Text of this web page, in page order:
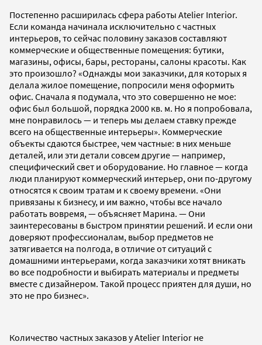
Постепенно расширилась сфера работы Atelier Interior.
Если команда начинала исключительно с частных
интерьеров, то сейчас половину заказов составляют
коммерческие и общественные помещения: бутики,
магазины, офисы, бары, рестораны, салоны красоты. Как
это произошло? «Однажды мои заказчики, для которых я
делала жилое помещение, попросили меня оформить
офис. Сначала я подумала, что это совершенно не мое:
офис был большой, порядка 2000 кв. м. Но я попробовала,
мне понравилось — и теперь мы делаем ставку прежде
всего на общественные интерьеры». Коммерческие
объекты сдаются быстрее, чем частные: в них меньше
деталей, или эти детали совсем другие — например,
специфический свет и оборудование. Но главное — когда
люди планируют коммерческий интерьер, они по-другому
относятся к своим тратам и к своему времени. «Они
привязаны к бизнесу, и им важно, чтобы все начало
работать вовремя, — объясняет Марина. — Они
заинтересованы в быстром принятии решений. И если они
доверяют профессионалам, выбор предметов не
затягивается на полгода, в отличие от ситуаций с
домашними интерьерами, когда заказчики хотят вникать
во все подробности и выбирать материалы и предметы
вместе с дизайнером. Такой процесс приятен для души, но
это не про бизнес».
Количество частных заказов у Atelier Interior не